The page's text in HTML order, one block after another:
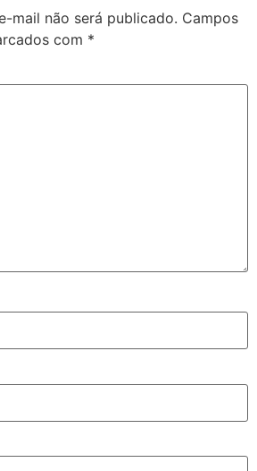
mail não será publicado. Campos
com *